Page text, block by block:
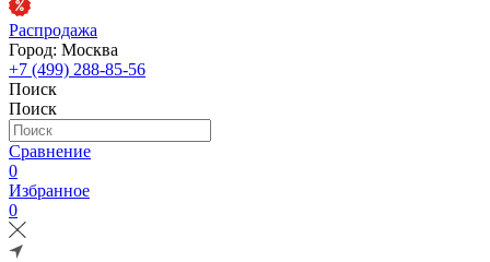
Распродажа
Город: Москва
+7 (499) 288-85-56
Поиск
Поиск
Сравнение
0
Избранное
0